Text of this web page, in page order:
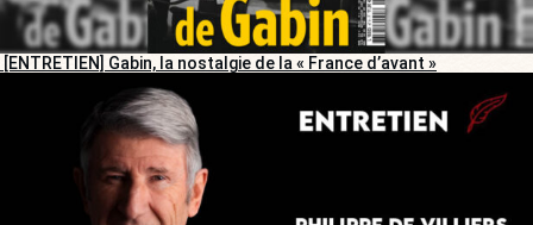
[ENTRETIEN] Gabin, la nostalgie de la « France d’avant »